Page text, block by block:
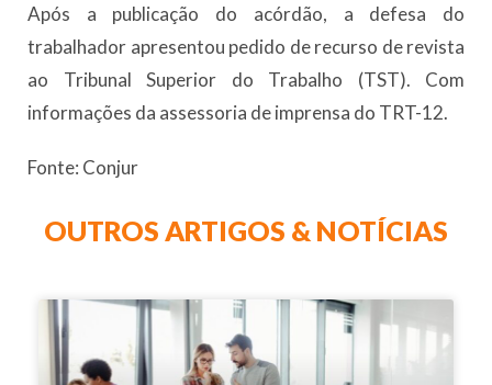
Após a publicação do acórdão, a defesa do
trabalhador apresentou pedido de recurso de revista
ao Tribunal Superior do Trabalho (TST). Com
informações da assessoria de imprensa do TRT-12.
Fonte: Conjur
OUTROS ARTIGOS & NOTÍCIAS